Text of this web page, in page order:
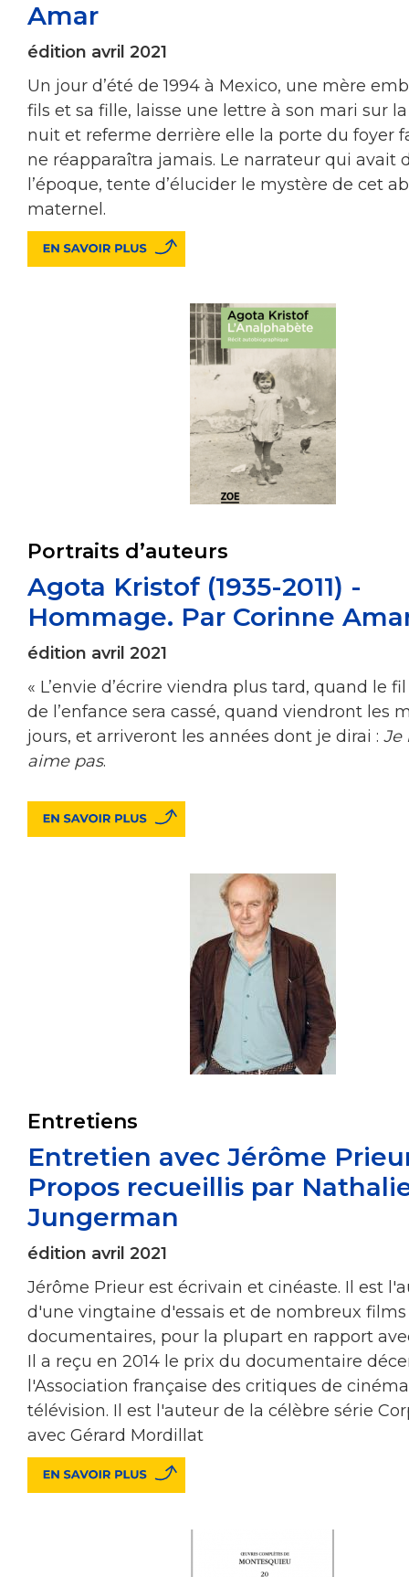
Amar
édition avril 2021
Un jour d’été de 1994 à Mexico, une mère
fils et sa fille, laisse une lettre à son mari sur
nuit et referme derrière elle la porte du foyer
ne réapparaîtra jamais. Le narrateur qui avait
l’époque, tente d’élucider le mystère de cet
maternel.
Portraits d’auteurs
Agota Kristof (1935-2011) -
Hommage. Par Corinne
édition avril 2021
« L’envie d’écrire viendra plus tard, quand le
de l’enfance sera cassé, quand viendront les
jours, et arriveront les années dont je dirai : Je
aime pas.
Entretiens
Entretien avec Jérôme
Propos recueillis par
Jungerman
édition avril 2021
Jérôme Prieur est écrivain et cinéaste. Il est
d'une vingtaine d'essais et de nombreux films
documentaires, pour la plupart en rapport
Il a reçu en 2014 le prix du documentaire
l'Association française des critiques de
télévision. Il est l'auteur de la célèbre série
avec Gérard Mordillat